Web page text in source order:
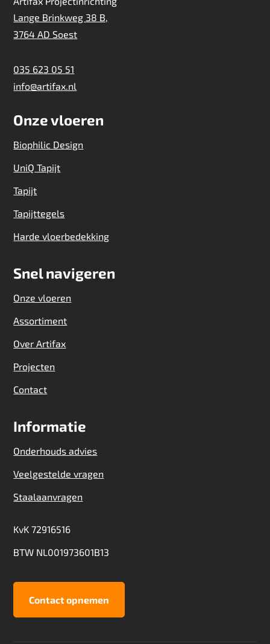
Lange Brinkweg 38 B,
3764 AD Soest
035 623 05 51
info@artifax.nl
Onze vloeren
Biophilic Design
UniQ Tapijt
Tapijt
Tapijttegels
Harde vloerbedekking
Snel navigeren
Onze vloeren
Assortiment
Over Artifax
Projecten
Contact
Informatie
Onderhouds advies
Veelgestelde vragen
Staalaanvragen
KvK 72916516
BTW NL001973601B13
Contact opnemen